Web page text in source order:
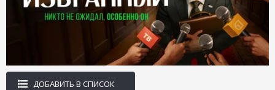
ДОБАВИТЬ В СПИСОК